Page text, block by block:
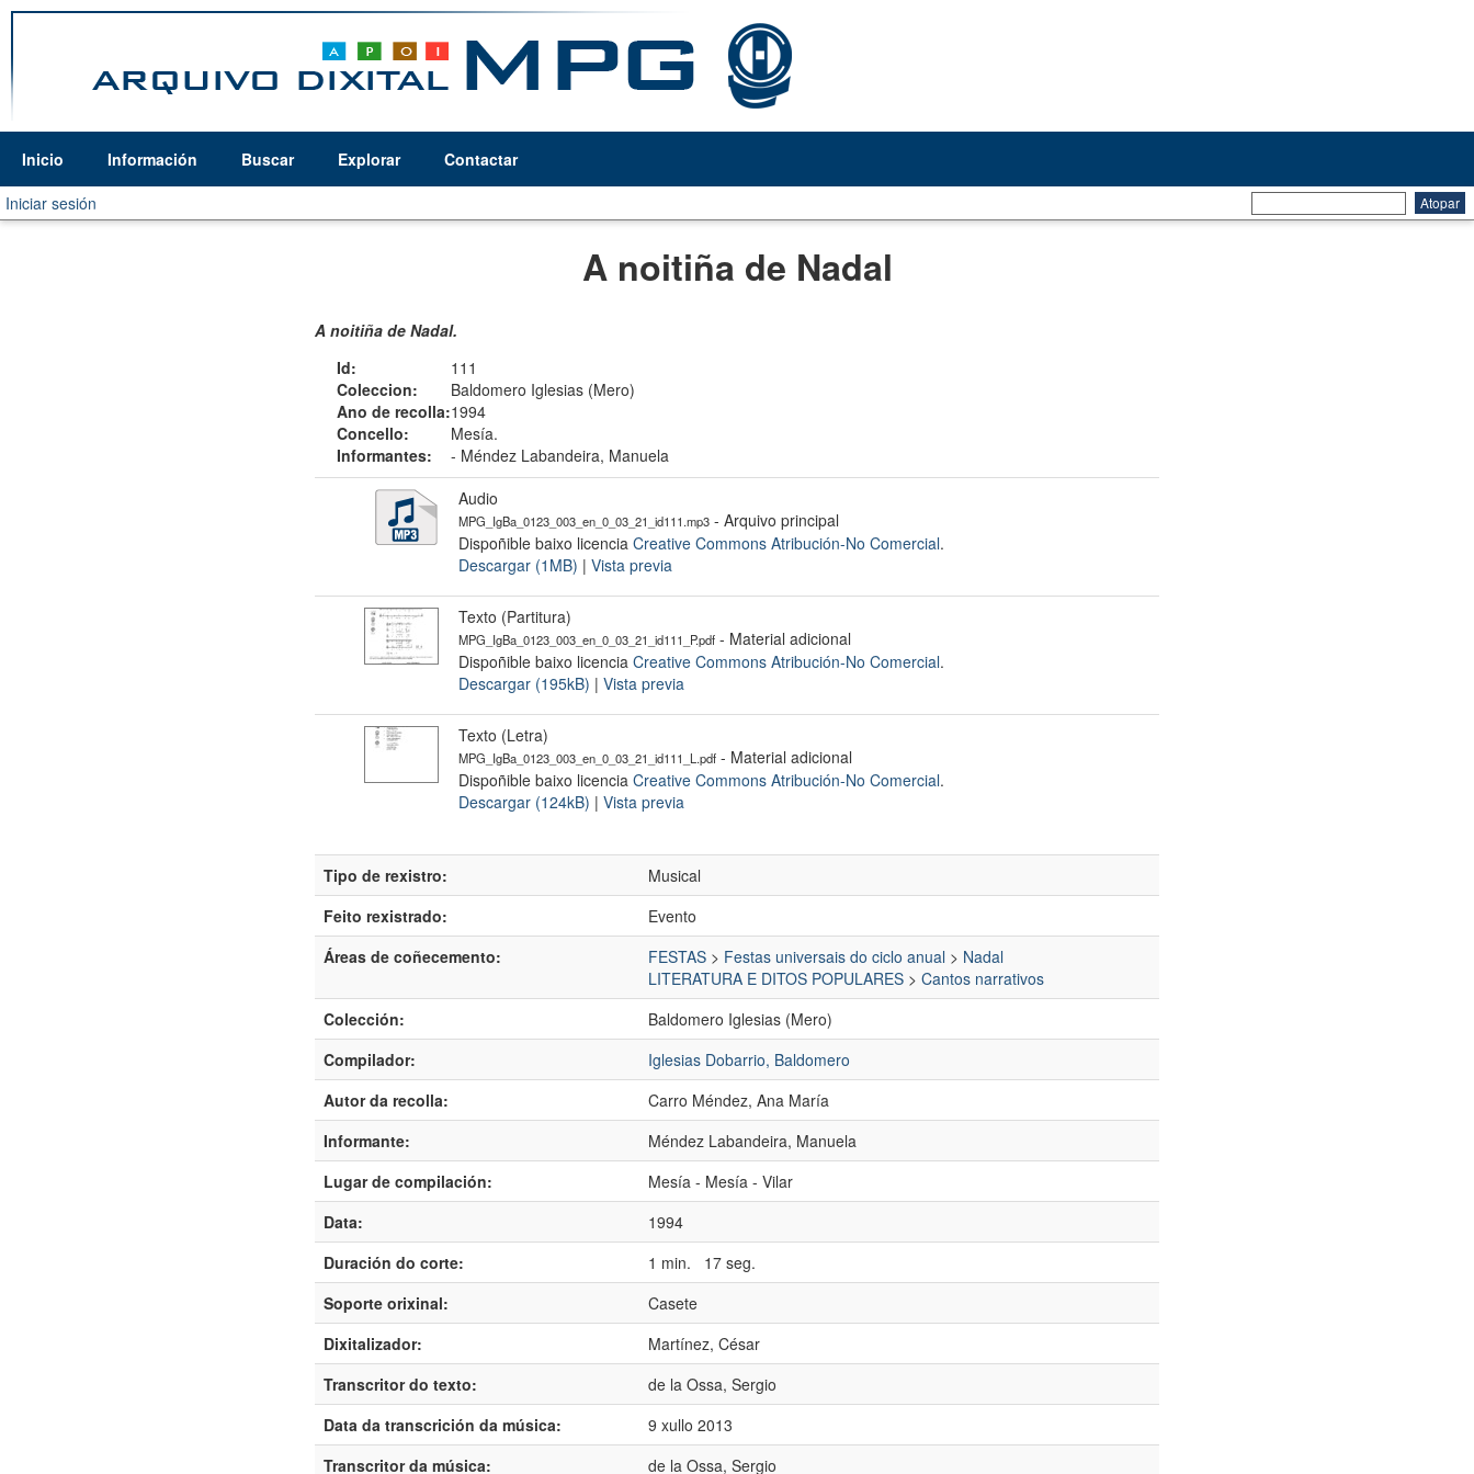
Inicio Información Buscar Explorar
Contactar
Iniciar sesión
A noitiña de Nadal
A noitiña de Nadal.
Id:
111
Coleccion:
Baldomero Iglesias (Mero)
Ano de recolla:1994
Concello:
Mesía.
Informantes:
- Méndez Labandeira, Manuela
Audio
MPG_IgBa_0123_003_en_0_03_21_id111.mp3 - Arquivo principal
Dispoñible baixo licencia Creative Commons Atribución-No Comercial.
Descargar (1MB) | Vista previa
Texto (Partitura)
MPG_IgBa_0123_003_en_0_03_21_id111_P.pdf - Material adicional
Dispoñible baixo licencia Creative Commons Atribución-No Comercial.
Descargar (195kB) | Vista previa
Texto (Letra)
MPG_IgBa_0123_003_en_0_03_21_id111_L.pdf - Material adicional
Dispoñible baixo licencia Creative Commons Atribución-No Comercial.
Descargar (124kB) | Vista previa
Tipo de rexistro:
Musical
Feito rexistrado:
Evento
Áreas de coñecemento:
FESTAS > Festas universais do ciclo anual > Nadal
LITERATURA E DITOS POPULARES > Cantos narrativos
Colección:
Baldomero Iglesias (Mero)
Compilador:
Iglesias Dobarrio, Baldomero
Autor da recolla:
Carro Méndez, Ana María
Informante:
Méndez Labandeira, Manuela
Lugar de compilación:
Mesía - Mesía - Vilar
Data:
1994
Duración do corte:
1 min. 17 seg.
Soporte orixinal:
Casete
Dixitalizador:
Martínez, César
Transcritor do texto:
de la Ossa, Sergio
Data da transcrición da música:
9 xullo 2013
Transcritor da música:
de la Ossa, Sergio